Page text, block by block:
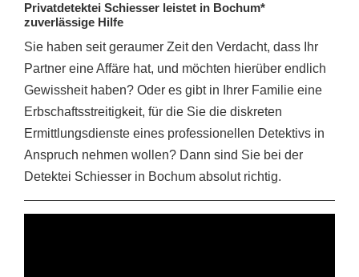
Privatdetektei Schiesser leistet in Bochum*
zuverlässige Hilfe
Sie haben seit geraumer Zeit den Verdacht, dass Ihr
Partner eine Affäre hat, und möchten hierüber endlich
Gewissheit haben? Oder es gibt in Ihrer Familie eine
Erbschaftsstreitigkeit, für die Sie die diskreten
Ermittlungsdienste eines professionellen Detektivs in
Anspruch nehmen wollen? Dann sind Sie bei der
Detektei Schiesser in Bochum absolut richtig.